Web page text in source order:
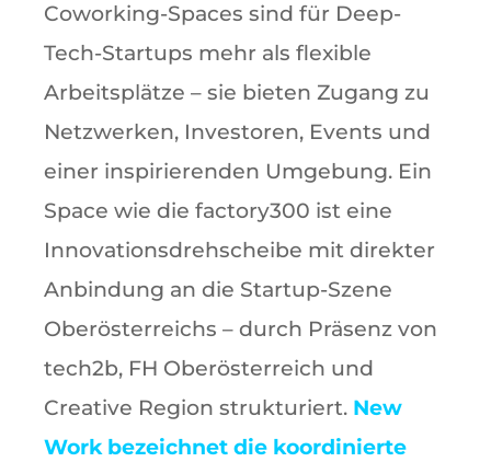
Coworking-Spaces sind für Deep-
Tech-Startups mehr als flexible
Arbeitsplätze – sie bieten Zugang zu
Netzwerken, Investoren, Events und
einer inspirierenden Umgebung. Ein
Space wie die factory300 ist eine
Innovationsdrehscheibe mit direkter
Anbindung an die Startup-Szene
Oberösterreichs – durch Präsenz von
tech2b, FH Oberösterreich und
Creative Region strukturiert. New
Work bezeichnet die koordinierte